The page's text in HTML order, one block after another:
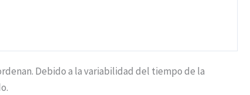
Debido a la variabilidad del tiempo de la